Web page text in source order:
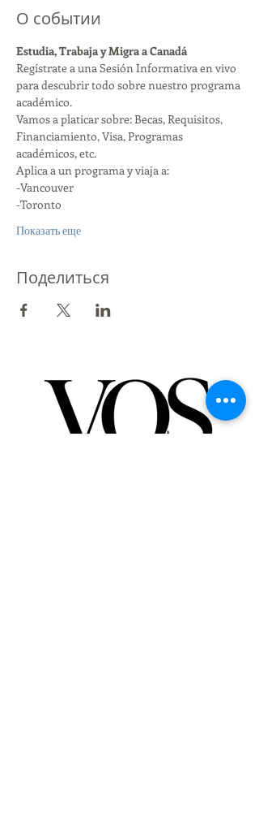
О событии
Estudia, Trabaja y Migra a Canadá
Regístrate a una Sesión Informativa en vivo
para descubrir todo sobre nuestro programa
académico.
Vamos a platicar sobre: Becas, Requisitos,
Financiamiento, Visa, Programas
académicos, etc.
Aplica a un programa y viaja a:
-Vancouver
-Toronto
Показать еще
Поделиться